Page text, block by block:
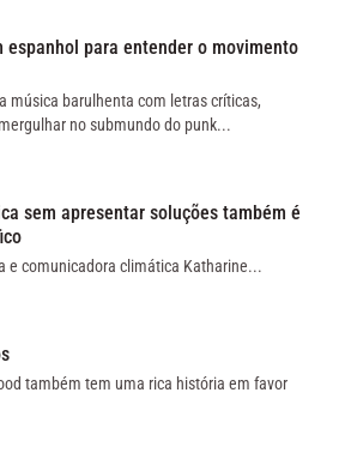
espanhol para entender o movimento
música barulhenta com letras críticas,
no submundo do punk...
sem apresentar soluções também é
e comunicadora climática Katharine...
também tem uma rica história em favor